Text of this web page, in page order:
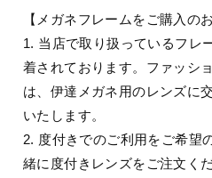
【メガネフレームをご購入の
1. 当店で取り扱っているフレ
着されております。ファッシ
は、伊達メガネ用のレンズに
いたします。
2. 度付きでのご利用をご希望
緒に度付きレンズをご注文くだ